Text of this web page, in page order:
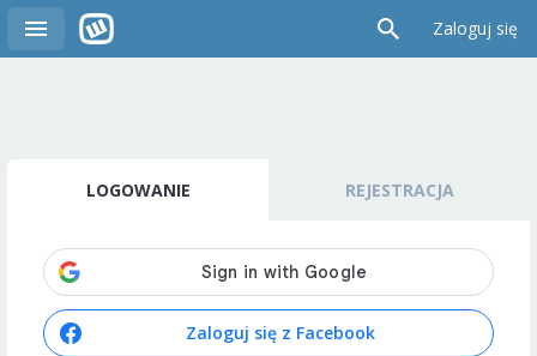
Zaloguj się
LOGOWANIE REJESTRACJA
Zaloguj się z Facebook